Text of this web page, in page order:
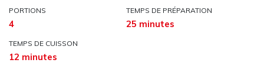
PORTIONS
4
TEMPS DE PRÉPARATION
25 minutes
TEMPS DE CUISSON
12 minutes